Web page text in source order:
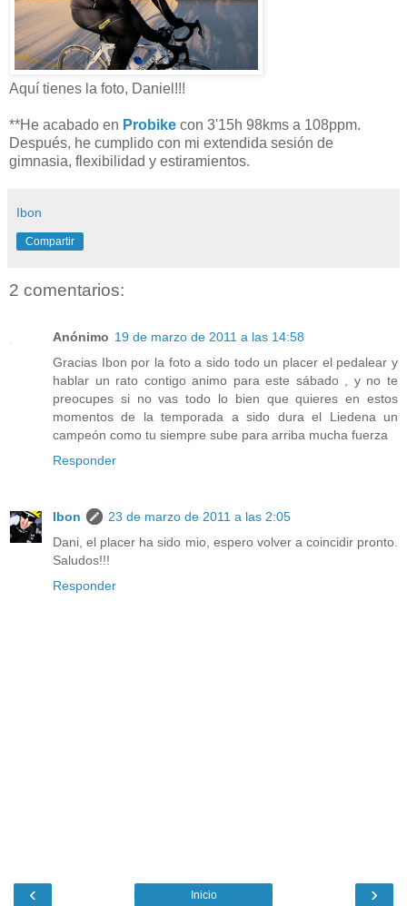
Aquí tienes la foto, Daniel!!!
**He acabado en Probike con 3'15h 98kms a 108ppm.
Después, he cumplido con mi extendida sesión de
gimnasia, flexibilidad y estiramientos.
Ibon
Compartir
2 comentarios:
Anónimo 19 de marzo de 2011 a las 14:58
Gracias Ibon por la foto a sido todo un placer el pedalear y
hablar un rato contigo animo para este sábado , y no te
preocupes si no vas todo lo bien que quieres en estos
momentos de la temporada a sido dura el Liedena un
campeón como tu siempre sube para arriba mucha fuerza
Responder
Ibon
23 de marzo de 2011 a las 2:05
Dani, el placer ha sido mio, espero volver a coincidir pronto.
Saludos!!!
Responder
‹ ›
Inicio